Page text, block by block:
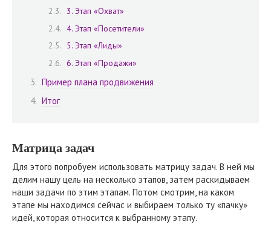
3. Этап «Охват»
4. Этап «Посетители»
5. Этап «Лиды»
6. Этап «Продажи»
Пример плана продвижения
Итог
Матрица задач
Для этого попробуем использовать матрицу задач. В ней мы
делим нашу цель на несколько этапов, затем раскидываем
наши задачи по этим этапам. Потом смотрим, на каком
этапе мы находимся сейчас и выбираем только ту «пачку»
идей, которая относится к выбранному этапу.